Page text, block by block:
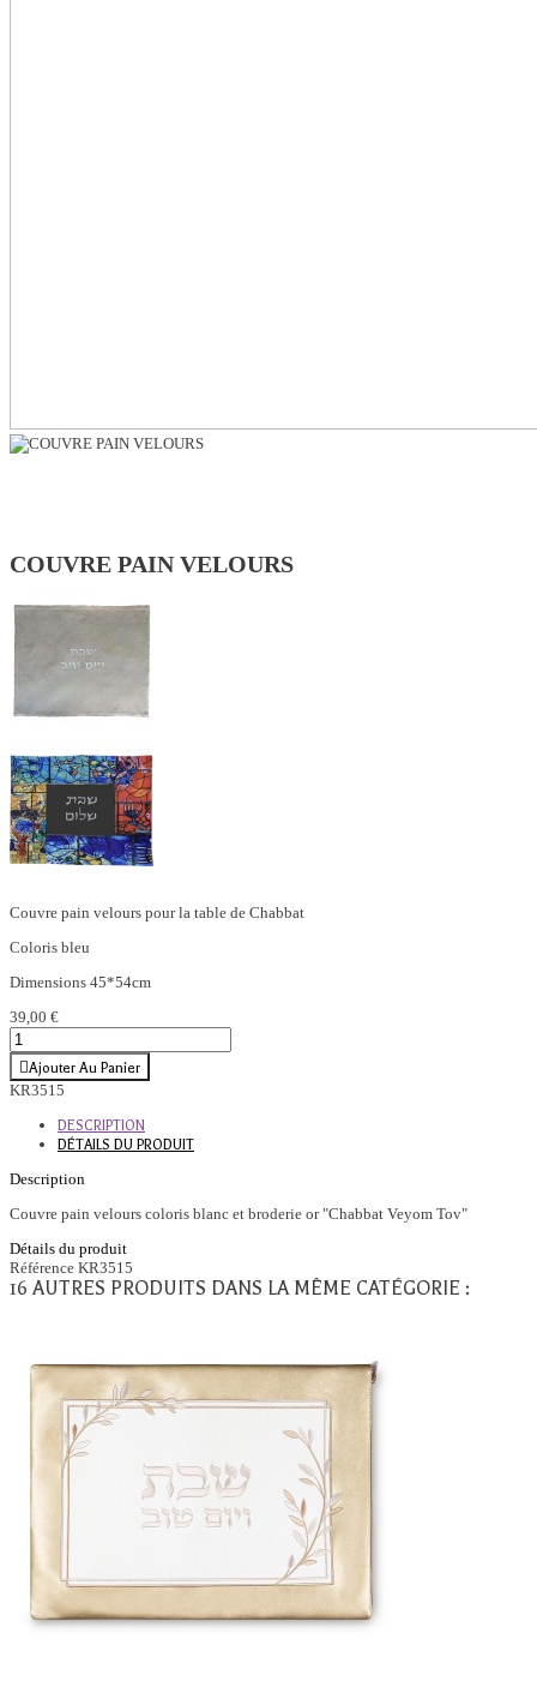
COUVRE PAIN VELOURS
Couvre pain velours pour la table de Chabbat
Coloris bleu
Dimensions 45*54cm
39,00 €
Ajouter Au Panier
KR3515
DESCRIPTION
DÉTAILS DU PRODUIT
Description
Couvre pain velours coloris blanc et broderie or "Chabbat Veyom Tov"
Détails du produit
Référence KR3515
16 AUTRES PRODUITS DANS LA MÊME CATÉGORIE :